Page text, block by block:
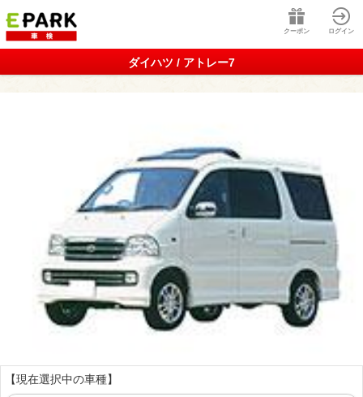
クーポン ログイン
ダイハツ / アトレー7
【現在選択中の車種】